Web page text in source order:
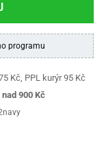
programu
Kč, PPL kurýr 95 Kč
900 Kč